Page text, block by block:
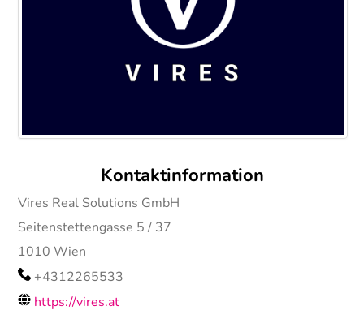
Kontaktinformation
Vires Real Solutions GmbH
Seitenstettengasse 5 / 37
1010Wien
+4312265533
https://vires.at